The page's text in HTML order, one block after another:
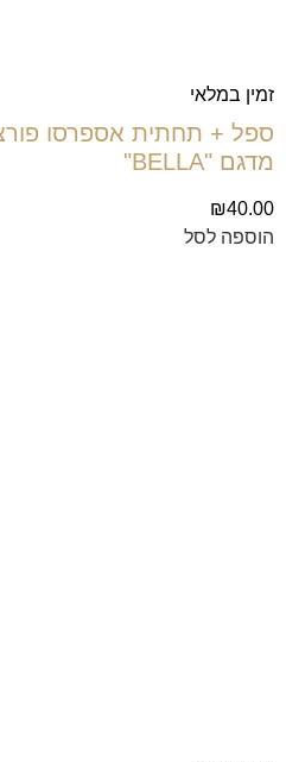
זמין במלאי
מדגם "BELLA"
₪40.00
הוספה לסל